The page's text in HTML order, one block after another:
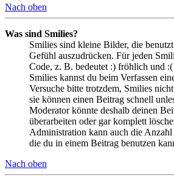
Nach oben
Was sind Smilies?
Smilies sind kleine Bilder, die
Gefühl auszudrücken. Für jeden
Code, z. B. bedeutet :) fröhlich und
Smilies kannst du beim Verfassen
Versuche bitte trotzdem, Smilies
sie können einen Beitrag schnell
Moderator könnte deshalb deinen
überarbeiten oder gar komplett
Administration kann auch die Anzahl
die du in einem Beitrag benutzen
Nach oben